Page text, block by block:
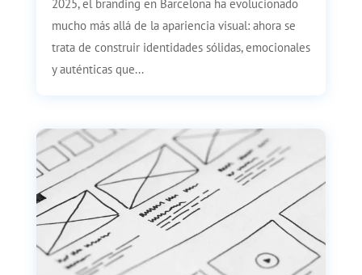
2025, el branding en Barcelona ha evolucionado
mucho más allá de la apariencia visual: ahora se
trata de construir identidades sólidas, emocionales
y auténticas que...